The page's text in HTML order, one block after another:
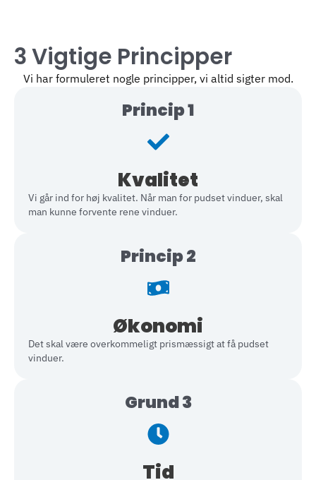
3 Vigtige Principper
Vi har formuleret nogle principper, vi altid sigter mod.
Princip 1
Kvalitet
Vi går ind for høj kvalitet. Når man for pudset vinduer, skal
man kunne forvente rene vinduer.
Princip 2
Økonomi
Det skal være overkommeligt prismæssigt at få pudset
vinduer.
Grund 3
Tid